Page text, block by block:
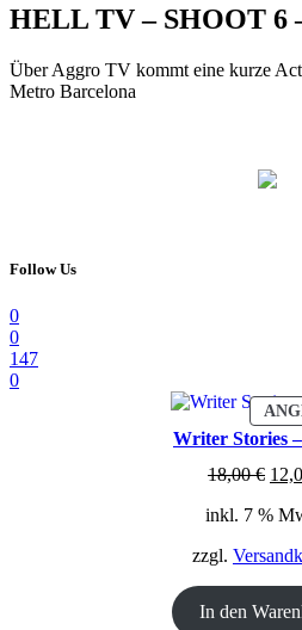
HELL TV – SHOOT 6
Über Aggro TV kommt eine kurze
Metro Barcelona
Follow Us
0
0
147
0
Writer Stories
18,00€
war:
inkl. 7 %
zzgl.
In den